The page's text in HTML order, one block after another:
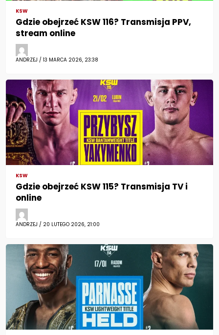
KSW
Gdzie obejrzeć KSW 116? Transmisja PPV,
stream online
ANDRZEJ / 13 MARCA 2026, 23:38
KSW
Gdzie obejrzeć KSW 115? Transmisja TV i
online
ANDRZEJ / 20 LUTEGO 2026, 21:00